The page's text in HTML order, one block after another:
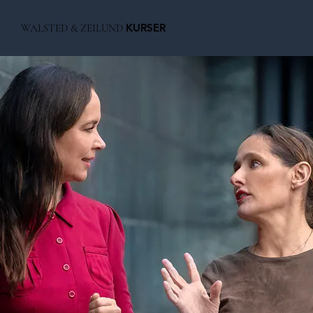
WALSTED & ZEILUND KURSER